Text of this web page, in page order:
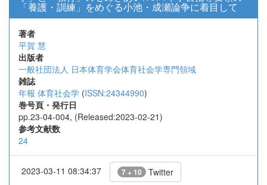
「養護・訓練」をめぐる小池・成瀬論争に着目して
著者
平賀 慧
出版者
一般社団法人 日本体育学会体育社会学専門領域
雑誌
年報 体育社会学 (ISSN:24344990)
巻号頁・発行日
pp.23-04-004, (Released:2023-02-21)
参考文献数
24
2023-03-11 08:34:37 7 + 10 Twitter